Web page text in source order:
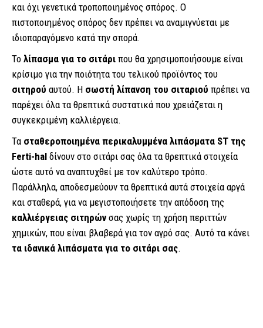
και όχι γενετικά τροποποιημένος σπόρος. Ο
πιστοποιημένος σπόρος δεν πρέπει να αναμιγνύεται με
ιδιοπαραγόμενο κατά την σπορά.
Το λίπασμα για το σιτάρι που θα χρησιμοποιήσουμε είναι
κρίσιμο για την ποιότητα του τελικού προϊόντος του
σιτηρού αυτού. Η σωστή λίπανση του σιταριού πρέπει να
παρέχει όλα τα θρεπτικά συστατικά που χρειάζεται η
συγκεκριμένη καλλιέργεια.
Τα σταθεροποιημένα περικαλυμμένα λιπάσματα ST της
Ferti-hal δίνουν στο σιτάρι σας όλα τα θρεπτικά στοιχεία
ώστε αυτό να αναπτυχθεί με τον καλύτερο τρόπο.
Παράλληλα, αποδεσμεύουν τα θρεπτικά αυτά στοιχεία αργά
και σταθερά, για να μεγιστοποιήσετε την απόδοση της
καλλιέργειας σιτηρών σας χωρίς τη χρήση περιττών
χημικών, που είναι βλαβερά για τον αγρό σας. Αυτό τα κάνει
τα ιδανικά λιπάσματα για το σιτάρι σας.